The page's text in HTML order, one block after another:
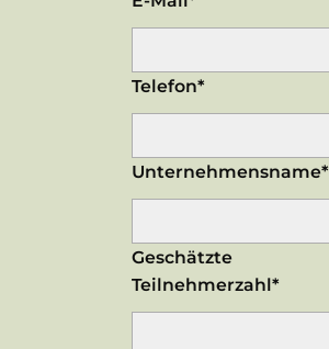
Telefon*
Unternehmensname*
Geschätzte
Teilnehmerzahl*